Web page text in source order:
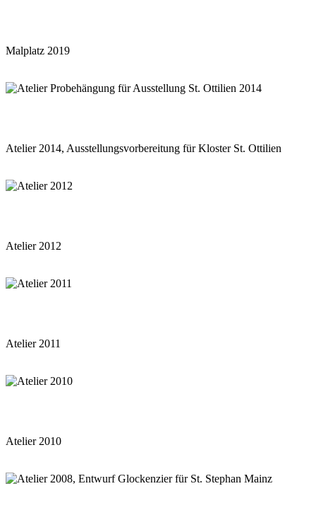
Malplatz 2019
Atelier 2014, Ausstellungsvorbereitung für Kloster St. Ottilien
Atelier 2012
Atelier 2011
Atelier 2010